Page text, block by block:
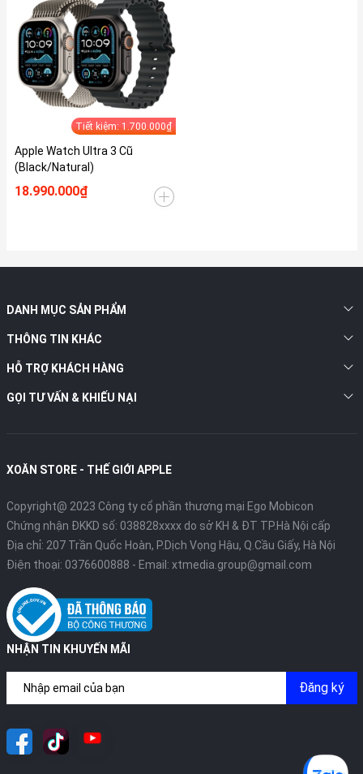
Tiết kiệm: 1.700.000₫
Apple Watch Ultra 3 Cũ
(Black/Natural)
18.990.000₫
DANH MỤC SẢN PHẨM
THÔNG TIN KHÁC
HỖ TRỢ KHÁCH HÀNG
GỌI TƯ VẤN & KHIẾU NẠI
XOĂN STORE - THẾ GIỚI APPLE
Copyright@ 2023 Công ty cổ phần thương mại Ego Mobicon
Chứng nhận ĐKKD số: 038828xxxx do sở KH & ĐT TP.Hà Nội cấp
Địa chỉ: 207 Trần Quốc Hoàn, P.Dịch Vọng Hậu, Q.Cầu Giấy, Hà Nội
Điện thoại: 0376600888 - Email: xtmedia.group@gmail.com
NHẬN TIN KHUYẾN MÃI
Đăng ký